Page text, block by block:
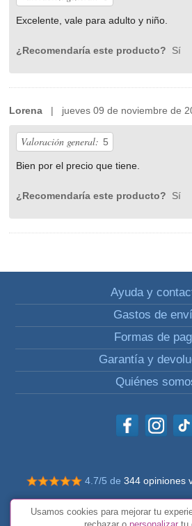
Excelente, vale para adulto y niño.
¿Recomendaría este producto? Sí
Lorena | jueves 09 de noviembre de
Valoración general: 5
Bien por el precio que tiene.
¿Recomendaría este producto? Sí
Ayuda y
Gastos de
Formas de
Garantía y
Quiénes
4.7/5 de 344 opiniones
© Todos los derechos
Condiciones
Usamos cookies para mejorar tu